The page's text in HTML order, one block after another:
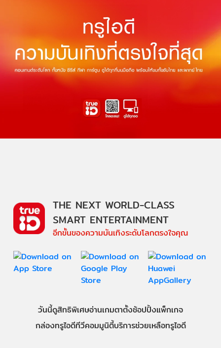
THE NEXT WORLD-CLASS
SMART ENTERTAINMENT
อีกขั้นของความบันเทิงระดับโลกตรงใจคุณ
วันนี้ดูสิทธิพิเศษอ่านเกมตาตั้งช้อปปิ้งแพ็กเกจ
กล่องทรูไอดีทีวีคอมมูนิตี้บริการช่วยเหลือทรูไอดี